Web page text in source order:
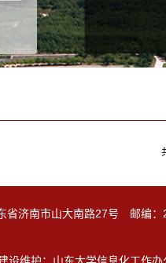
济南市山大南路27号 邮编